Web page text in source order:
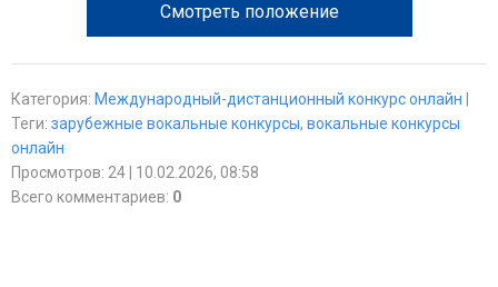
Смотреть положение
Категория: Международный-дистанционный конкурс онлайн
Теги: зарубежные вокальные конкурсы, вокальные конкурсы
онлайн
Просмотров: 24 | 10.02.2026, 08:58
Всего комментариев: 0